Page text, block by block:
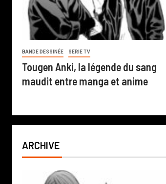
BANDE DESSINÉE SERIE TV
Tougen Anki, la légende du sang
maudit entre manga et anime
ARCHIVE